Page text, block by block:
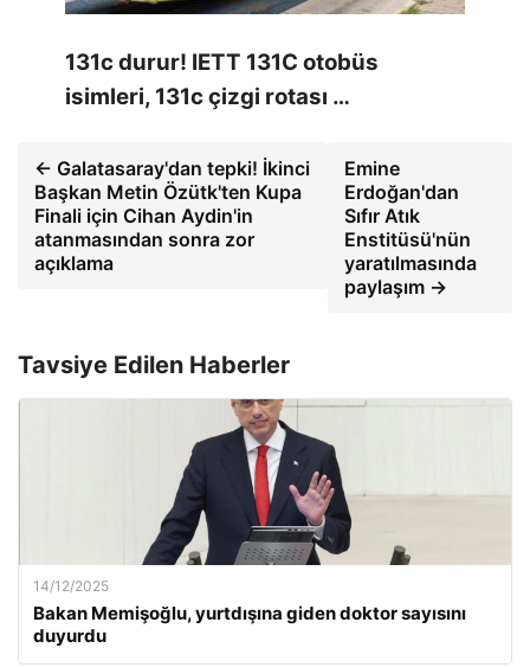
131c durur! IETT 131C otobüs
isimleri, 131c çizgi rotası …
← Galatasaray'dan tepki! İkinci
Başkan Metin Özütk'ten Kupa
Finali için Cihan Aydin'in
atanmasından sonra zor
açıklama
Emine
Erdoğan'dan
Sıfır Atık
Enstitüsü'nün
yaratılmasında
paylaşım →
Tavsiye Edilen Haberler
14/12/2025
Bakan Memişoğlu, yurtdışına giden doktor sayısını
duyurdu